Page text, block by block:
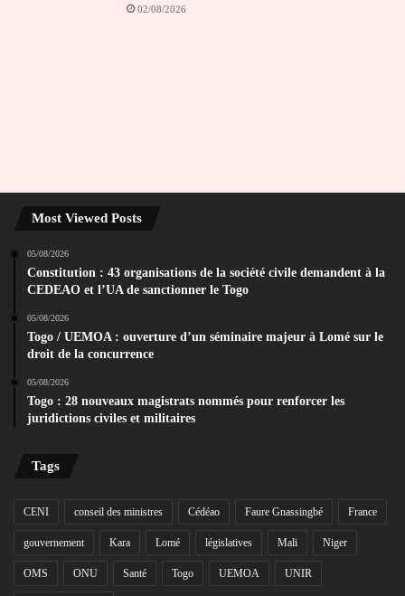
02/08/2026
Most Viewed Posts
05/08/2026
Constitution : 43 organisations de la société civile demandent à la
CEDEAO et l’UA de sanctionner le Togo
05/08/2026
Togo / UEMOA : ouverture d’un séminaire majeur à Lomé sur le
droit de la concurrence
05/08/2026
Togo : 28 nouveaux magistrats nommés pour renforcer les
juridictions civiles et militaires
Tags
CENI conseil des ministres Cédéao Faure Gnassingbé France
gouvernement Kara Lomé législatives Mali Niger
OMS ONU Santé Togo UEMOA UNIR